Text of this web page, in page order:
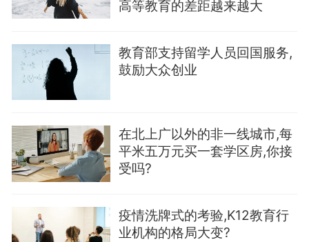
高等教育的差距越来越大
教育部支持留学人员回国服务,
鼓励大众创业
在北上广以外的非一线城市,每
平米五万元买一套学区房,你接
受吗?
疫情洗牌式的考验,K12教育行
业机构的格局大变?